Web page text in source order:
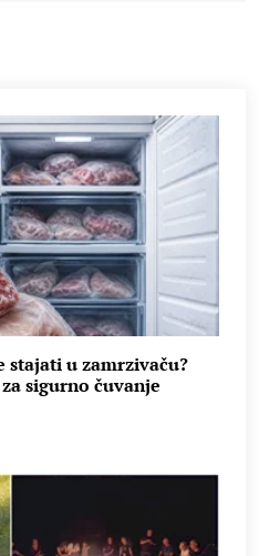
stajati u zamrzivaču?
sigurno čuvanje